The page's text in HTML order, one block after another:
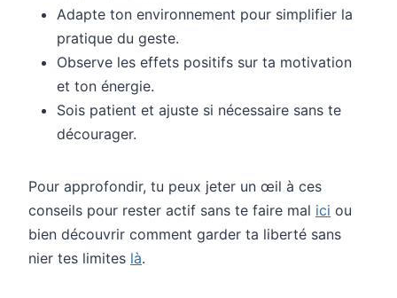
Adapte ton environnement pour simplifier la
pratique du geste.
Observe les effets positifs sur ta motivation
et ton énergie.
Sois patient et ajuste si nécessaire sans te
décourager.
Pour approfondir, tu peux jeter un œil à ces
conseils pour rester actif sans te faire mal ici ou
bien découvrir comment garder ta liberté sans
nier tes limites là.